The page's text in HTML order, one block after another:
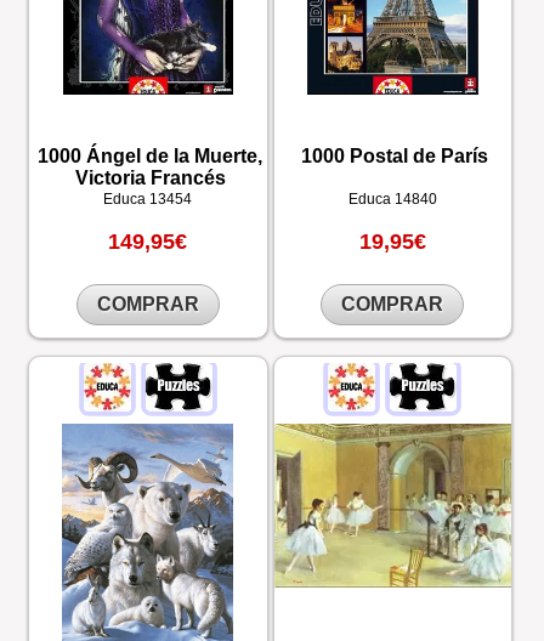
1000 Ángel de la Muerte,
Victoria Francés
Educa 13454
149,95€
COMPRAR
1000 Postal de París
Educa 14840
19,95€
COMPRAR